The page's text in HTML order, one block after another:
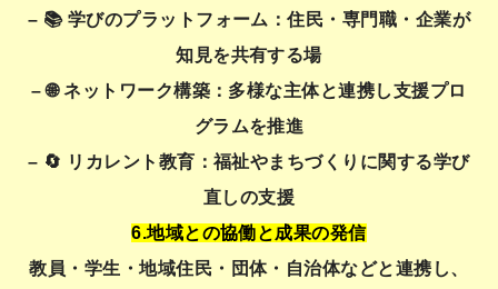
– 📚 学びのプラットフォーム：住民・専門職・企業が
知見を共有する場
– 🌐 ネットワーク構築：多様な主体と連携し支援プロ
グラムを推進
– 🔄 リカレント教育：福祉やまちづくりに関する学び
直しの支援
6.地域との協働と成果の発信
教員・学生・地域住民・団体・自治体などと連携し、